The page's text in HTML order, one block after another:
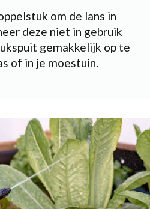
om de lans in
deze niet in gebruik
gemakkelijk op te
of in je moestuin.